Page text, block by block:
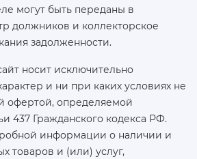
могут быть переданы в
должников и коллекторское
задолженности.
носит исключительно
и ни при каких условиях не
офертой, определяемой
437 Гражданского кодекса РФ.
информации о наличии и
товаров и (или) услуг,